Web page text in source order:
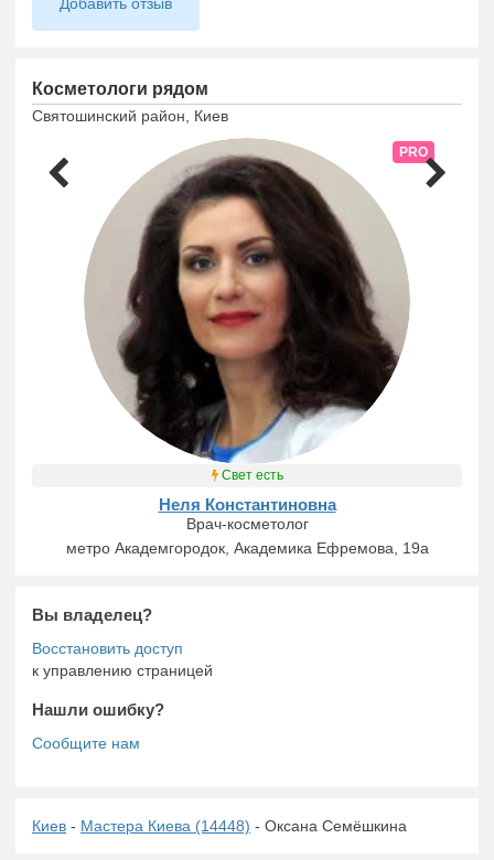
Косметологи рядом
Святошинский район, Киев
PRO
Свет есть
Неля Константиновна
Врач-косметолог
метро Академгородок, Академика Ефремова, 19а
Вы владелец?
к управлению страницей
Нашли ошибку?
Киев - Мастера Киева (14448) - Оксана Семёшкина